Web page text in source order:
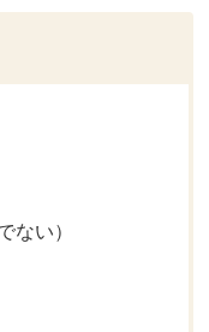
ない）